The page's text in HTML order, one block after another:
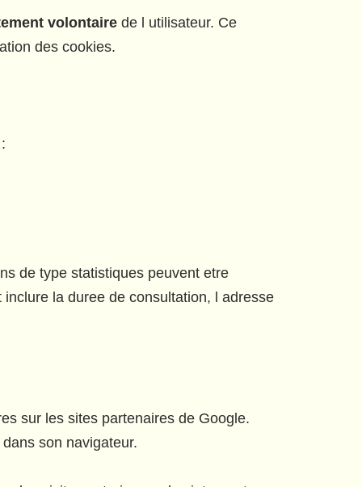
volontaire de l utilisateur. Ce
des cookies.
de type statistiques peuvent etre
la duree de consultation, l adresse
sur les sites partenaires de Google.
son navigateur.